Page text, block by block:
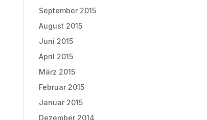
September 2015
August 2015
Juni 2015
April 2015
März 2015
Februar 2015
Januar 2015
Dezember 2014